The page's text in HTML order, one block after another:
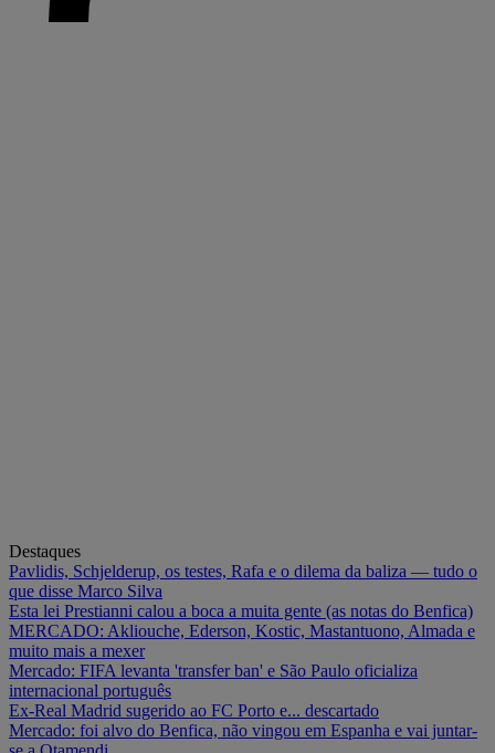
Destaques
Pavlidis, Schjelderup, os testes, Rafa e o dilema da baliza — tudo o
que disse Marco Silva
Esta lei Prestianni calou a boca a muita gente (as notas do Benfica)
MERCADO: Akliouche, Ederson, Kostic, Mastantuono, Almada e
muito mais a mexer
Mercado: FIFA levanta 'transfer ban' e São Paulo oficializa
internacional português
Ex-Real Madrid sugerido ao FC Porto e... descartado
Mercado: foi alvo do Benfica, não vingou em Espanha e vai juntar-